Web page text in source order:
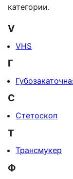
категории.
V
VHS
Г
С
Стетоскоп
Т
Трансмукер
Ф